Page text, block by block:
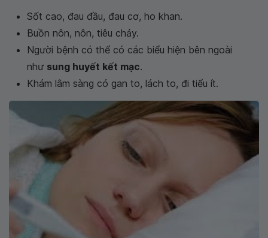
Sốt cao, đau đầu, đau cơ, ho khan.
Buồn nôn, nôn, tiêu chảy.
Người bệnh có thể có các biểu hiện bên ngoài
như sung huyết kết mạc.
Khám lâm sàng có gan to, lách to, đi tiểu ít.